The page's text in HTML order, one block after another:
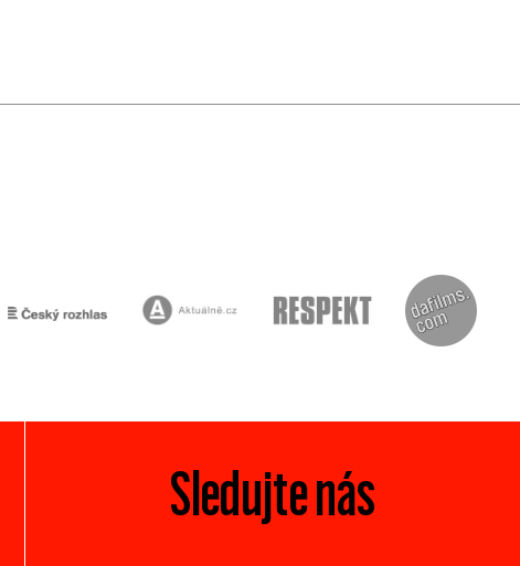
Sledujte nás